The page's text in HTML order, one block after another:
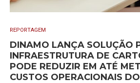
REPORTAGEM
DINAMO LANÇA SOLUÇÃO
INFRAESTRUTURA DE
PODE REDUZIR EM ATÉ
CUSTOS OPERACIONAIS